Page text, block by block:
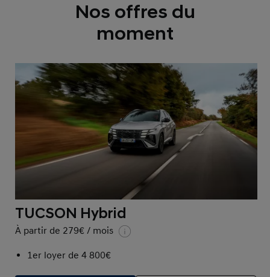
Nos offres du
moment
TUCSON Hybrid
À partir de 279€ / mois
1er loyer de 4 800€